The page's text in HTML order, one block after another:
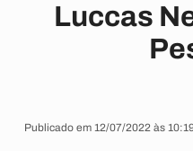
Luccas
Publicado em 12/07/2022 às